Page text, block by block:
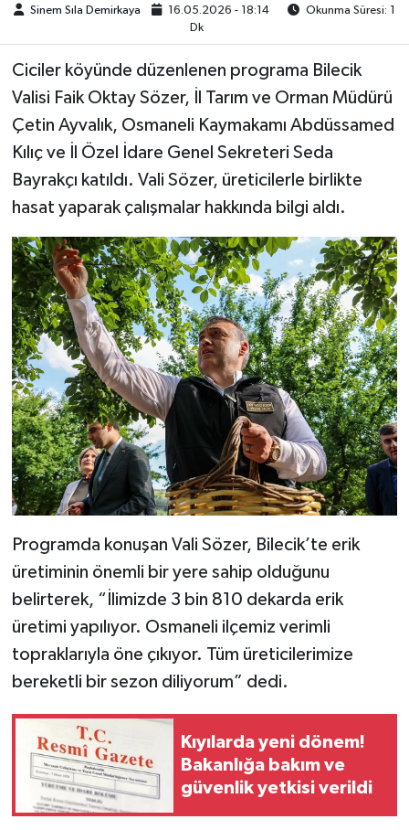
Sinem Sıla Demirkaya 16.05.2026 - 18:14
Okunma Süresi: 1
Dk
Ciciler köyünde düzenlenen programa Bilecik
Valisi Faik Oktay Sözer, İl Tarım ve Orman Müdürü
Çetin Ayvalık, Osmaneli Kaymakamı Abdüssamed
Kılıç ve İl Özel İdare Genel Sekreteri Seda
Bayrakçı katıldı. Vali Sözer, üreticilerle birlikte
hasat yaparak çalışmalar hakkında bilgi aldı.
Programda konuşan Vali Sözer, Bilecik’te erik
üretiminin önemli bir yere sahip olduğunu
belirterek, “İlimizde 3 bin 810 dekarda erik
üretimi yapılıyor. Osmaneli ilçemiz verimli
topraklarıyla öne çıkıyor. Tüm üreticilerimize
bereketli bir sezon diliyorum” dedi.
Kıyılarda yeni dönem!
Bakanlığa bakım ve
güvenlik yetkisi verildi